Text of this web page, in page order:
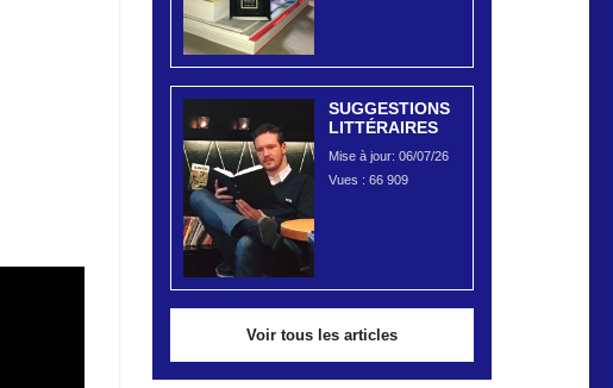
SUGGESTIONS
LITTÉRAIRES
Mise à jour: 06/07/26
Vues : 66 909
Voir tous les articles